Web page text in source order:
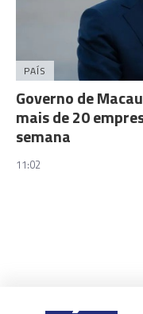
PAÍS
Governo de
mais de 20
semana
11:02